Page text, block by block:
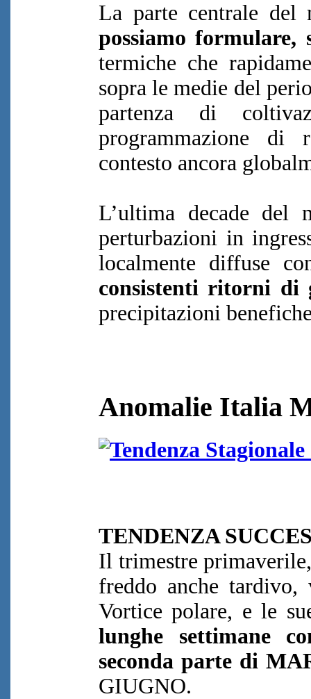
La parte centrale del
possiamo formulare,
termiche che
sopra le medie del
partenza di
programmazione di
contesto ancora
L’ultima decade del
perturbazioni in
localmente diffuse
consistenti ritorni di
precipitazioni
Anomalie Italia
TENDENZA
Il trimestre
freddo anche
Vortice polare, e le
lunghe settimane
seconda parte di
GIUGNO.